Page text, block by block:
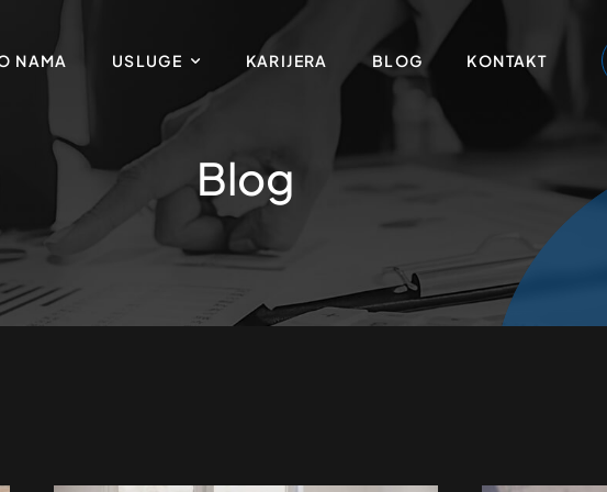
NAMA USLUGE KARIJERA BLOG KONTAKT
Blog